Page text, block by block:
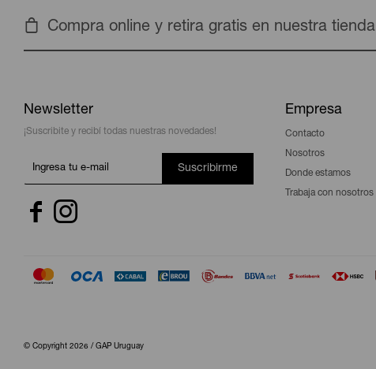
Compra online y retira gratis en nuestra tienda
Newsletter
¡Suscribite y recibí todas nuestras novedades!
Suscribirme
 
Empresa
Contacto
Nosotros
Donde estamos
Trabaja con nosotros
© Copyright 2026 / GAP Uruguay